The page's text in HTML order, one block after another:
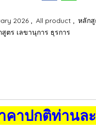
2026 All product หลัก
ตร เลขานุการ ธุรการ
คาปกติท่านล